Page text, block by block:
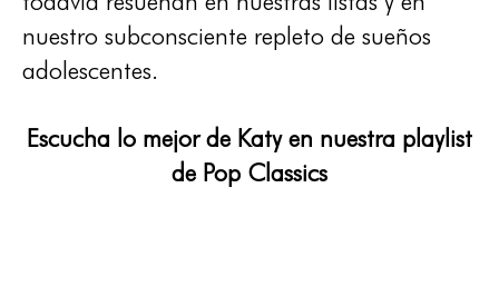
nuestro subconsciente repleto de sueños
adolescentes.
Escucha lo mejor de Katy en nuestra playlist
de Pop Classics